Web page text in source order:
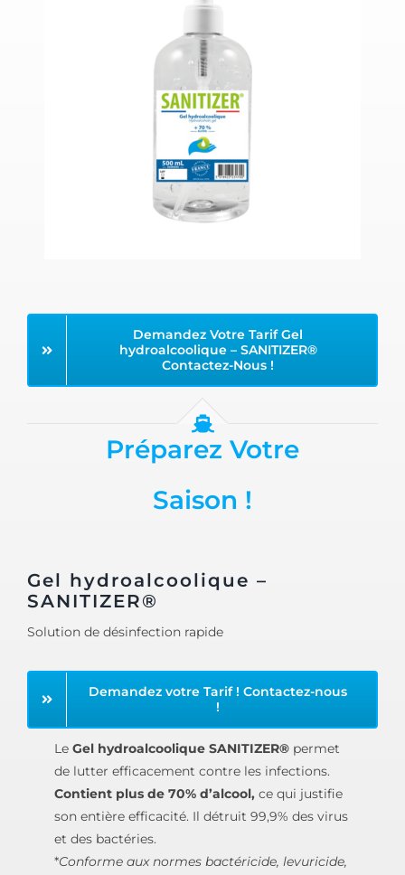
Demandez Votre Tarif Gel
hydroalcoolique – SANITIZER®
Contactez-Nous !
Préparez Votre
Saison !
Gel hydroalcoolique –
SANITIZER®
Solution de désinfection rapide
Demandez votre Tarif ! Contactez-nous
!
Le Gel hydroalcoolique SANITIZER®permet
de lutter efficacement contre les infections.
Contient plus de 70% d’alcool, ce qui justifie
son entière efficacité. Il détruit 99,9% des virus
et des bactéries.
*Conforme aux normes bactéricide, levuricide,